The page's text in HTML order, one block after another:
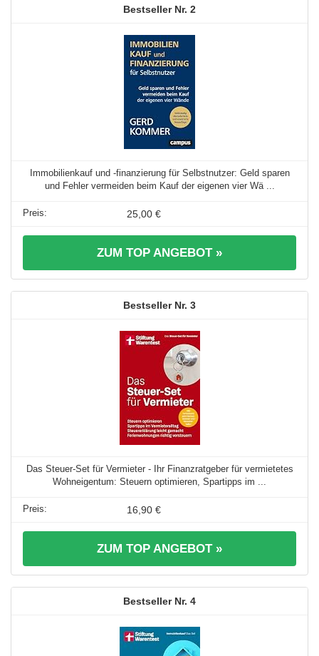
2
Immobilienkauf und -finanzierung für Selbstnutzer: Geld sparen
und Fehler vermeiden beim Kauf der eigenen vier Wä ...
25,00 €
ZUM TOP ANGEBOT »
3
Das Steuer-Set für Vermieter - Ihr Finanzratgeber für vermietetes
Wohneigentum: Steuern optimieren, Spartipps im ...
16,90 €
ZUM TOP ANGEBOT »
4